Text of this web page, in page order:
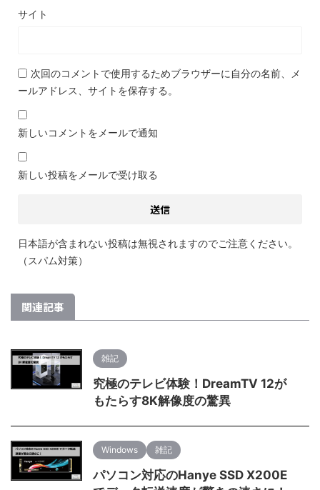
サイト
次回のコメントで使用するためブラウザーに自分の名前、メ
ールアドレス、サイトを保存する。
新しいコメントをメールで通知
新しい投稿をメールで受け取る
日本語が含まれない投稿は無視されますのでご注意ください。
（スパム対策）
関連記事
雑記
究極のテレビ体験！DreamTV 12が
もたらす8K解像度の驚異
Windows 雑記
パソコン対応のHanye SSD X200E